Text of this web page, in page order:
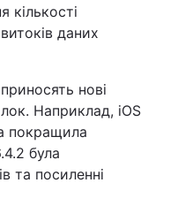
кількості
даних
нові
Наприклад, iOS
покращила
була
та посиленні